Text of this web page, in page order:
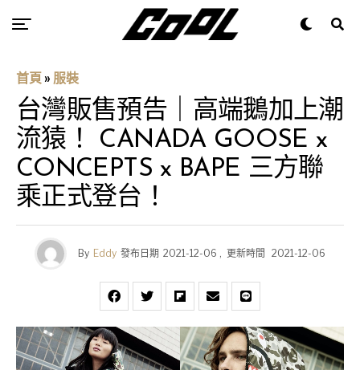
首頁 » 服裝
台灣販售預告｜高端鵝加上潮
流猿！ CANADA GOOSE x
CONCEPTS x BAPE 三方聯
乘正式登台！
By Eddy 發布日期 2021-12-06 , 更新時間 2021-12-06